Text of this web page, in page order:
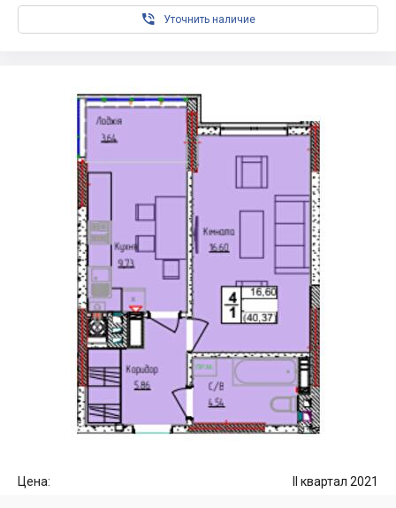
 Уточнить наличие
Цена: II квартал 2021